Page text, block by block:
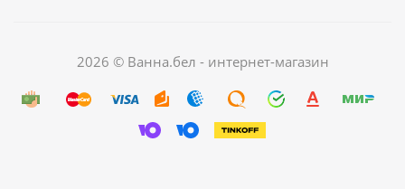
2026 © Ванна.бел - интернет-магазин